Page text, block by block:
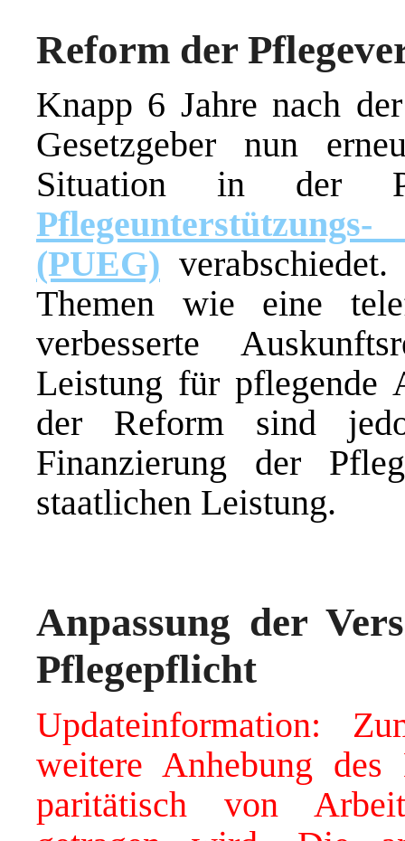
Reform der
Knapp 6 Jahre nach
Gesetzgeber nun
Situation in der
(PUEG)
Themen wie eine
verbesserte
Leistung für pflegende
der Reform sind
Finanzierung der
staatlichen Leistung.
Anpassung der
Pflegepflicht
Updateinformation:
weitere Anhebung des
paritätisch von